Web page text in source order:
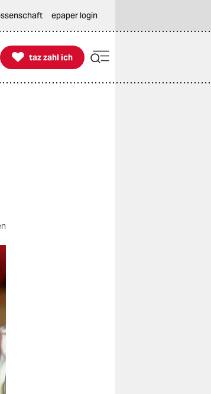
epaper login

taz zahl ich
taz zahl ich